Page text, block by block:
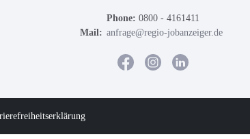
Phone: 0800 - 4161411
Mail: anfrage@regio-jobanzeiger.de